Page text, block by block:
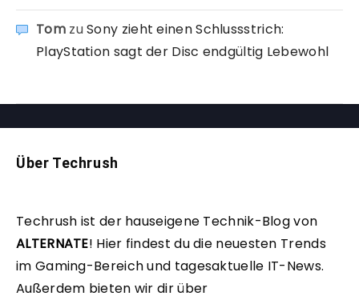
TomzuSony zieht einen Schlussstrich:
PlayStation sagt der Disc endgültig Lebewohl
Über Techrush
Techrush ist der hauseigene Technik-Blog von
ALTERNATE! Hier findest du die neuesten Trends
im Gaming-Bereich und tagesaktuelle IT-News.
Außerdem bieten wir dir über